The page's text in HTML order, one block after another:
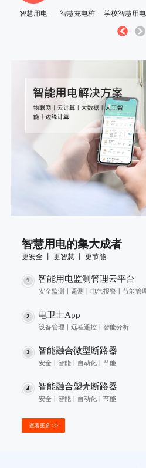
智慧用电 智慧充电桩 学校智慧用电
智慧用电的集大成者
更安全 丨 更智慧 丨 更节能
1 智能用电监测管理云平台
安全监测丨遥测丨电气报警丨节能管
2 电卫士App
设备管理丨远程遥控丨智能分析
3 智能融合微型断路器
安全丨智能丨自动化丨节能
4 智能融合塑壳断路器
安全丨智能丨自动化丨节能
查看更多 >>